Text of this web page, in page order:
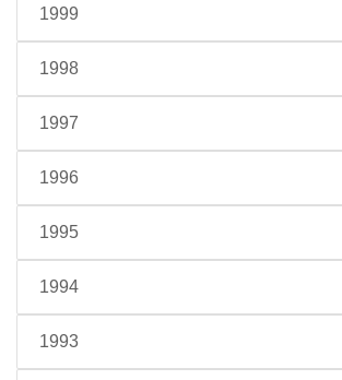
1999
1998
1997
1996
1995
1994
1993